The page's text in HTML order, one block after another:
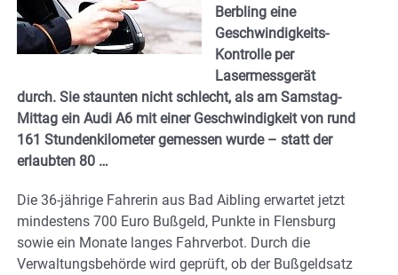
Berbling eine
Geschwindigkeits-
Kontrolle per
Lasermessgerät
durch. Sie staunten nicht schlecht, als am Samstag-
Mittag ein Audi A6 mit einer Geschwindigkeit von rund
161 Stundenkilometer gemessen wurde – statt der
erlaubten 80 …
Die 36-jährige Fahrerin aus Bad Aibling erwartet jetzt
mindestens 700 Euro Bußgeld, Punkte in Flensburg
sowie ein Monate langes Fahrverbot. Durch die
Verwaltungsbehörde wird geprüft, ob der Bußgeldsatz